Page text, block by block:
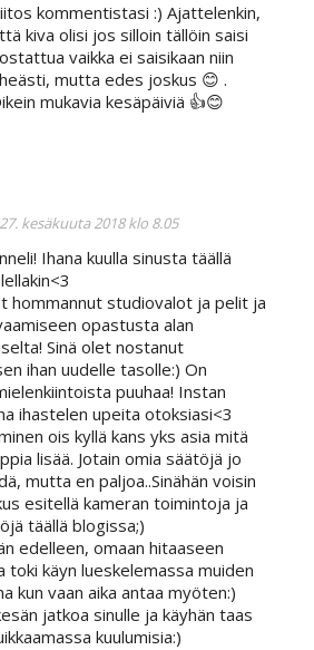
kommentistasi :) Ajattelenkin,
kiva olisi jos silloin tällöin saisi
vaikka ei saisikaan niin
mutta edes joskus 😊 .
mukavia kesäpäiviä 👍😊
27. kesäkuuta 2018 klo 8.05
Ihana kuulla sinusta täällä
hommannut studiovalot ja pelit ja
opastusta alan
Sinä olet nostanut
ihan uudelle tasolle:) On
puuhaa! Instan
ihastelen upeita otoksiasi<3
ois kyllä kans yks asia mitä
lisää. Jotain omia säätöjä jo
mutta en paljoa..Sinähän voisin
esitellä kameran toimintoja ja
täällä blogissa;)
edelleen, omaan hitaaseen
toki käyn lueskelemassa muiden
kun vaan aika antaa myöten:)
jatkoa sinulle ja käyhän taas
kuulumisia:)